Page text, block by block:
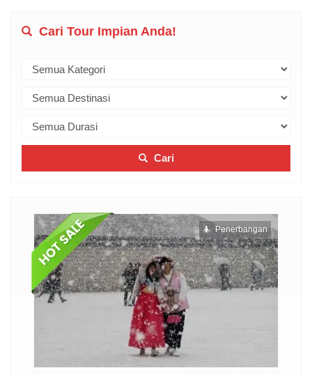
Cari Tour Impian Anda!
Cari
Penerbangan